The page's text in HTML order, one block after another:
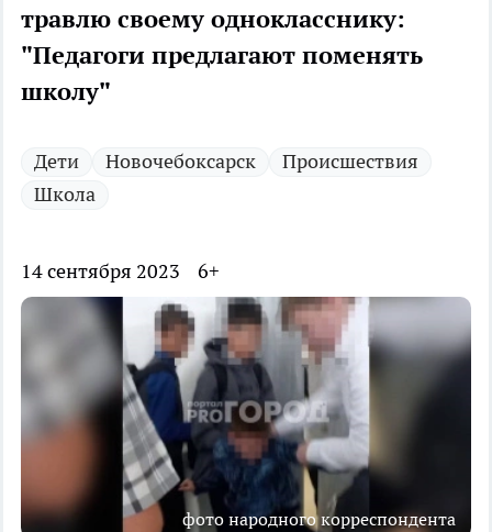
травлю своему однокласснику:
"Педагоги предлагают поменять
школу"
Дети Новочебоксарск
Происшествия
Школа
14 сентября 2023 6+
фото народного корреспондента